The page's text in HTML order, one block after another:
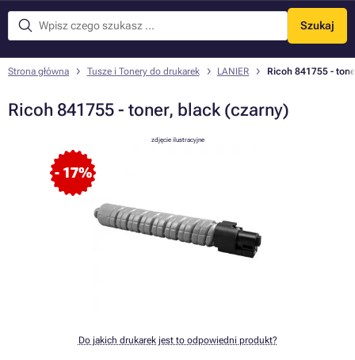
Szukaj
Menu
Strona główna Tusze i Tonery do drukarek LANIER Ricoh 841755 -
Ricoh 841755 - toner, black (czarny)
- 17%
zdjęcie ilustracyjne
Do jakich drukarek jest to odpowiedni produkt?